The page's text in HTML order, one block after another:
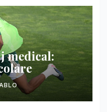
medical: